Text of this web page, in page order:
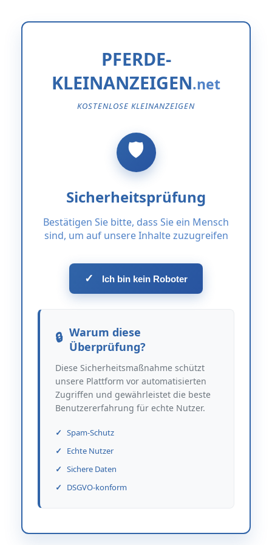
PFERDE-
KLEINANZEIGEN
KOSTENLOSE KLEINANZEIGEN
Sicherheitsprüfung
Bestätigen Sie bitte, dass Sie ein Mensch
sind, um auf unsere Inhalte zuzugreifen
✓ Ich bin kein Roboter
Warum diese
Überprüfung?
Diese Sicherheitsmaßnahme schützt
unsere Plattform vor automatisierten
Zugriffen und gewährleistet die beste
Benutzererfahrung für echte Nutzer.
Spam-Schutz
Echte Nutzer
Sichere Daten
DSGVO-konform